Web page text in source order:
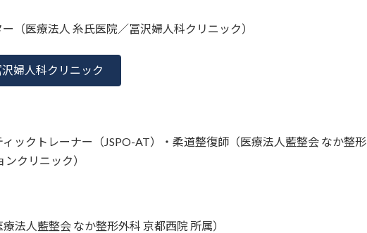
（医療法人 糸氏医院／冨沢婦人科クリニック）
沢婦人科クリニック
ックトレーナー（JSPO-AT）・柔道整復師（医療法人藍整会 なか整形
クリニック）
法人藍整会 なか整形外科 京都西院 所属）